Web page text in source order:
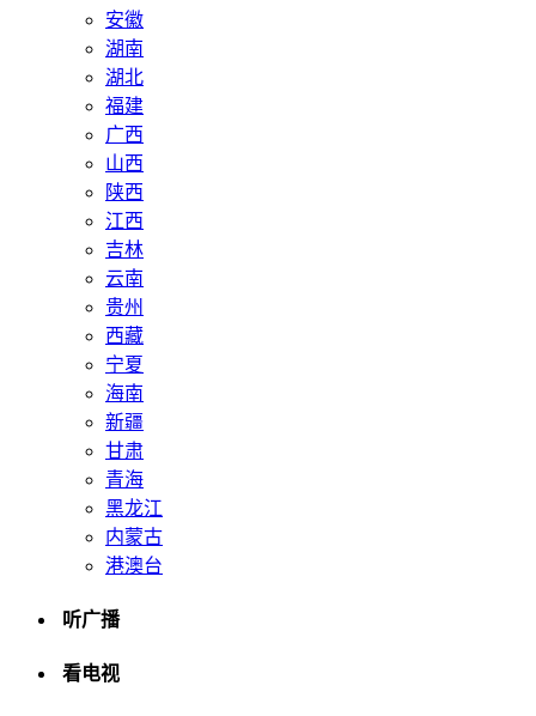
安徽
湖南
湖北
福建
广西
山西
陕西
江西
吉林
云南
贵州
西藏
宁夏
海南
新疆
甘肃
青海
黑龙江
内蒙古
港澳台
听广播
看电视